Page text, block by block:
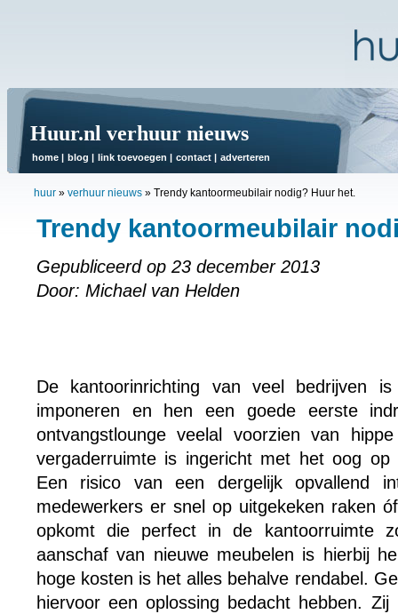
Huur.nl verhuur nieuws
home | blog | link toevoegen | contact | adverteren
huur » verhuur nieuws » Trendy kantoormeubilair nodig? Huur het.
Trendy kantoormeubilair
Gepubliceerd op 23 december 2013
Door: Michael van Helden
De kantoorinrichting van veel bedrijven
imponeren en hen een goede eerste
ontvangstlounge veelal voorzien van
vergaderruimte is ingericht met het oog op
Een risico van een dergelijk opvallend
medewerkers er snel op uitgekeken raken
opkomt die perfect in de kantoorruimte
aanschaf van nieuwe meubelen is hierbij
hoge kosten is het alles behalve rendabel.
hiervoor een oplossing bedacht hebben.